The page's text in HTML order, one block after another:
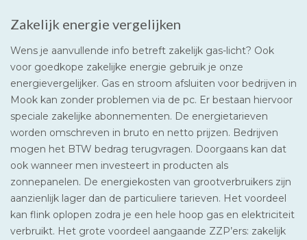
Zakelijk energie vergelijken
Wens je aanvullende info betreft zakelijk gas-licht? Ook
voor goedkope zakelijke energie gebruik je onze
energievergelijker. Gas en stroom afsluiten voor bedrijven in
Mook kan zonder problemen via de pc. Er bestaan hiervoor
speciale zakelijke abonnementen. De energietarieven
worden omschreven in bruto en netto prijzen. Bedrijven
mogen het BTW bedrag terugvragen. Doorgaans kan dat
ook wanneer men investeert in producten als
zonnepanelen. De energiekosten van grootverbruikers zijn
aanzienlijk lager dan de particuliere tarieven. Het voordeel
kan flink oplopen zodra je een hele hoop gas en elektriciteit
verbruikt. Het grote voordeel aangaande ZZP’ers: zakelijk